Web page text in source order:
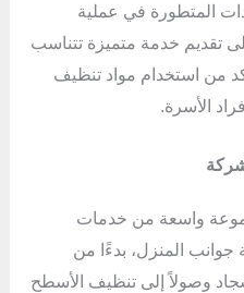
المتطورة في عملية
تقديم خدمة متميزة تتناسب
من استخدام مواد تنظيف
الأسرة.
واسعة من خدمات
المنزل، بدءًا من
وصولاً إلى تنظيف الأسطح